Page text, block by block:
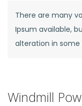
There are many
Ipsum available,
alteration in
Windmill